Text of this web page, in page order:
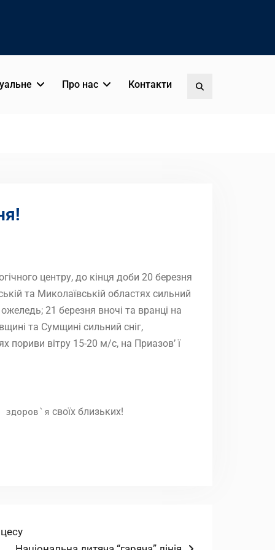
Про нас Контакти
центру, до кінця доби 20 березня
та Миколаївській областях сильний
21 березня вночі та вранці на
та Сумщині сильний сніг,
пориви вітру 15-20 м/с, на Приазов’ ї
здоров`я своїх близьких!